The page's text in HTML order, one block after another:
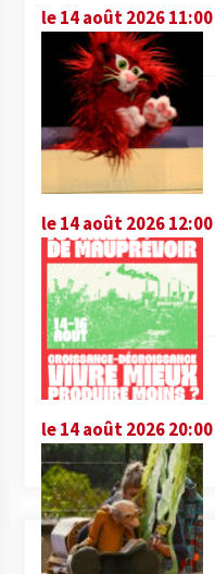
le 14 août 2026 11:00
le 14 août 2026 12:00
le 14 août 2026 20:00